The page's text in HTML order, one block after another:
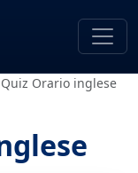
Quiz Orario inglese